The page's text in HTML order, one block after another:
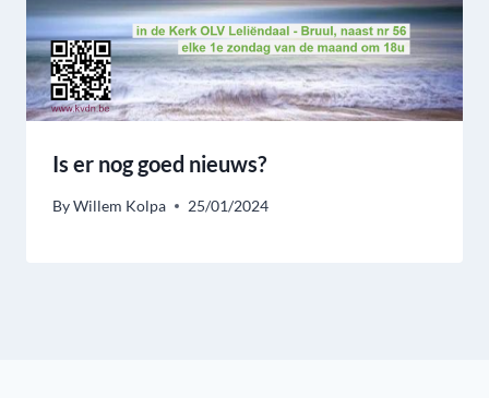
Is er nog goed nieuws?
ByWillem Kolpa 25/01/2024